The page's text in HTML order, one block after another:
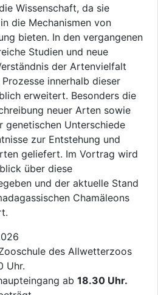
Wissenschaft, da sie
die Mechanismen von
bieten. In den vergangenen
Studien und neue
der Artenvielfalt
innerhalb dieser
erweitert. Besonders die
neuer Arten sowie
genetischen Unterschiede
zur Entstehung und
geliefert. Im Vortrag wird
über diese
und der aktuelle Stand
Chamäleons
des Allwetterzoos
Uhr.
ab 18.30 Uhr.